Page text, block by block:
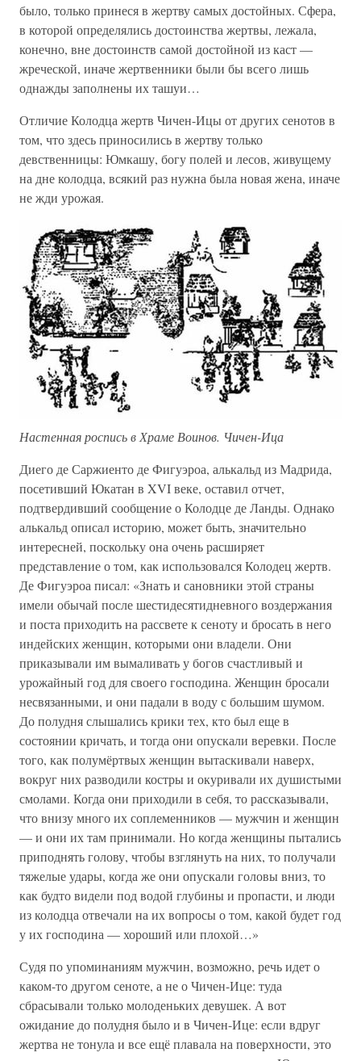
было, только принеся в жертву самых достойных. Сфера,
в которой определялись достоинства жертвы, лежала,
конечно, вне достоинств самой достойной из каст —
жреческой, иначе жертвенники были бы всего лишь
однажды заполнены их ташуи…
Отличие Колодца жертв Чичен-Ицы от других сенотов в
том, что здесь приносились в жертву только
девственницы: Юмкашу, богу полей и лесов, живущему
на дне колодца, всякий раз нужна была новая жена, иначе
не жди урожая.
Настенная роспись в Храме Воинов. Чичен-Ица
Диего де Саржиенто де Фигуэроа, алькальд из Мадрида,
посетивший Юкатан в XVI веке, оставил отчет,
подтвердивший сообщение о Колодце де Ланды. Однако
алькальд описал историю, может быть, значительно
интересней, поскольку она очень расширяет
представление о том, как использовался Колодец жертв.
Де Фигуэроа писал: «Знать и сановники этой страны
имели обычай после шестидесятидневного воздержания
и поста приходить на рассвете к сеноту и бросать в него
индейских женщин, которыми они владели. Они
приказывали им вымаливать у богов счастливый и
урожайный год для своего господина. Женщин бросали
несвязанными, и они падали в воду с большим шумом.
До полудня слышались крики тех, кто был еще в
состоянии кричать, и тогда они опускали веревки. После
того, как полумёртвых женщин вытаскивали наверх,
вокруг них разводили костры и окуривали их душистыми
смолами. Когда они приходили в себя, то рассказывали,
что внизу много их соплеменников — мужчин и женщин
— и они их там принимали. Но когда женщины пытались
приподнять голову, чтобы взглянуть на них, то получали
тяжелые удары, когда же они опускали головы вниз, то
как будто видели под водой глубины и пропасти, и люди
из колодца отвечали на их вопросы о том, какой будет год
у их господина — хороший или плохой…»
Судя по упоминаниям мужчин, возможно, речь идет о
каком-то другом сеноте, а не о Чичен-Ице: туда
сбрасывали только молоденьких девушек. А вот
ожидание до полудня было и в Чичен-Ице: если вдруг
жертва не тонула и все ещё плавала на поверхности, это